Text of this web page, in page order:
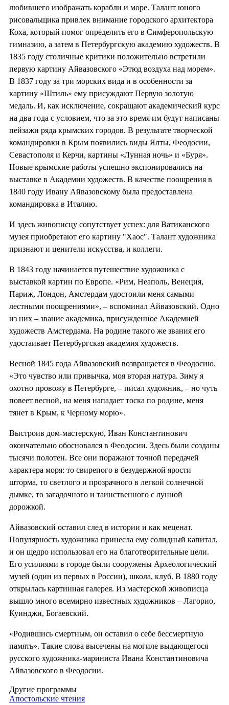
любившего изображать корабли и море. Талант юного
рисовальщика привлек внимание городского архитектора
Коха, который помог определить его в Симферопольскую
гимназию, а затем в Петербургскую академию художеств. В
1835 году столичные критики положительно встретили
первую картину Айвазовского «Этюд воздуха над морем».
В 1837 году за три морских вида и в особенности за
картину «Штиль» ему присуждают Первую золотую
медаль. И, как исключение, сокращают академический курс
на два года с условием, что за это время им будут написаны
пейзажи ряда крымских городов. В результате творческой
командировки в Крым появились виды Ялты, Феодосии,
Севастополя и Керчи, картины «Лунная ночь» и «Буря».
Новые крымские работы успешно экспонировались на
выставке в Академии художеств. В качестве поощрения в
1840 году Ивану Айвазовскому была предоставлена
командировка в Италию.
И здесь живописцу сопутствует успех: для Ватиканского
музея приобретают его картину "Хаос". Талант художника
признают и ценители искусства, и коллеги.
В 1843 году начинается путешествие художника с
выставкой картин по Европе. «Рим, Неаполь, Венеция,
Париж, Лондон, Амстердам удостоили меня самыми
лестными поощрениями», – вспоминал Айвазовский. Одно
из них – звание академика, присужденное Академией
художеств Амстердама. На родине такого же звания его
удостаивает Петербургская академия художеств.
Весной 1845 года Айвазовский возвращается в Феодосию.
«Это чувство или привычка, моя вторая натура. Зиму я
охотно провожу в Петербурге, – писал художник, – но чуть
повеет весной, на меня нападает тоска по родине, меня
тянет в Крым, к Черному морю».
Выстроив дом-мастерскую, Иван Константинович
окончательно обосновался в Феодосии. Здесь были созданы
тысячи полотен. Все они поражают точной передачей
характера моря: то свирепого в безудержной ярости
шторма, то светлого и прозрачного в легкой солнечной
дымке, то загадочного и таинственного с лунной
дорожкой.
Айвазовский оставил след в истории и как меценат.
Популярность художника принесла ему солидный капитал,
и он щедро использовал его на благотворительные цели.
Его усилиями в городе были сооружены Археологический
музей (один из первых в России), школа, клуб. В 1880 году
открылась картинная галерея. Из мастерской живописца
вышло много всемирно известных художников – Лагорио,
Куинджи, Богаевский.
«Родившись смертным, он оставил о себе бессмертную
память». Такие слова высечены на могиле выдающегося
русского художника-мариниста Ивана Константиновича
Айвазовского в Феодосии.
Другие программы
Апостольские чтения